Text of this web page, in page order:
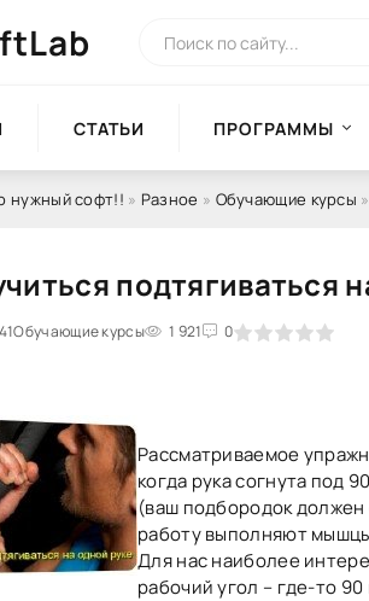
СТАТЬИ ПРОГРАММЫ
нужный софт!! » Разное » Обучающие курсы
подтягиваться
Обучающие курсы 1 921 0
1 2 3 4 5
Рассматриваемое
когда рука согнута под
(ваш подбородок должен
работу выполняют
Для нас наиболее
рабочий угол – где-то 90